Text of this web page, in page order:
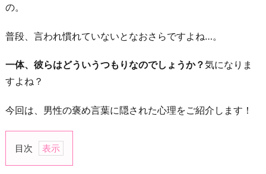
の。
普段、言われ慣れていないとなおさらですよね…。
一体、彼らはどういうつもりなのでしょうか？気になりま
すよね？
今回は、男性の褒め言葉に隠された心理をご紹介します！
目次
1.